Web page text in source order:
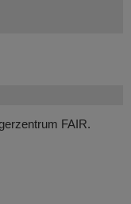
FAIR.